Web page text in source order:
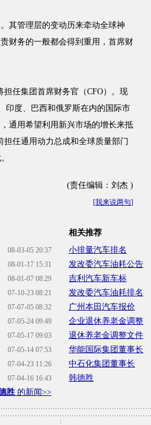
管理层的变动历来牵动全球神
财务的一般都会得到重用，首席财
任集团首席财务官（CFO）。现
印度、巴西和俄罗斯在内的国际市
通用希望利用新兴市场的增长来抵
担任通用动力总成和全球质量部门
(责任编辑：刘杰 )
[我来说两句]
08-03-05 20:37
08-01-17 15:31
08-01-07 08:29
07-10-23 08:21
07-07-05 08:32
07-05-24 09:49
07-05-17 09:03
07-05-14 07:53
07-04-23 11:26
07-04-16 16:43
胜 的新闻>>
相关推荐
小排量汽车排名
发改委汽车油耗公告
吉利汽车新车标
发改委汽车油耗排名
广州本田汽车报价
企业退休养老金调整
退休养老金调整文件
华能国际集团董事长
中石化集团董事长
韩德胜